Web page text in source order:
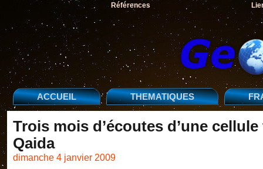
Références
ACCUEIL THEMATIQUES
Trois mois d’écoutes d’une
Qaida
dimanche 4 janvier 2009